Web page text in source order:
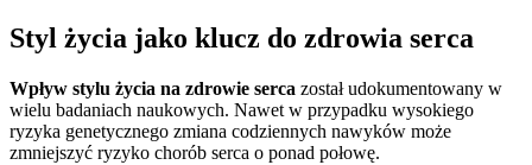
Styl życia jako klucz do zdrowia serca
Wpływ stylu życia na zdrowie serca został udokumentowany w
wielu badaniach naukowych. Nawet w przypadku wysokiego
ryzyka genetycznego zmiana codziennych nawyków może
zmniejszyć ryzyko chorób serca o ponad połowę.